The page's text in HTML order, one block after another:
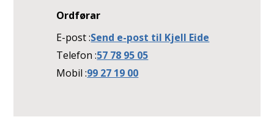
Ordførar
E-postSend e-post til Kjell Eide
Telefon57 78 95 05
Mobil99 27 19 00